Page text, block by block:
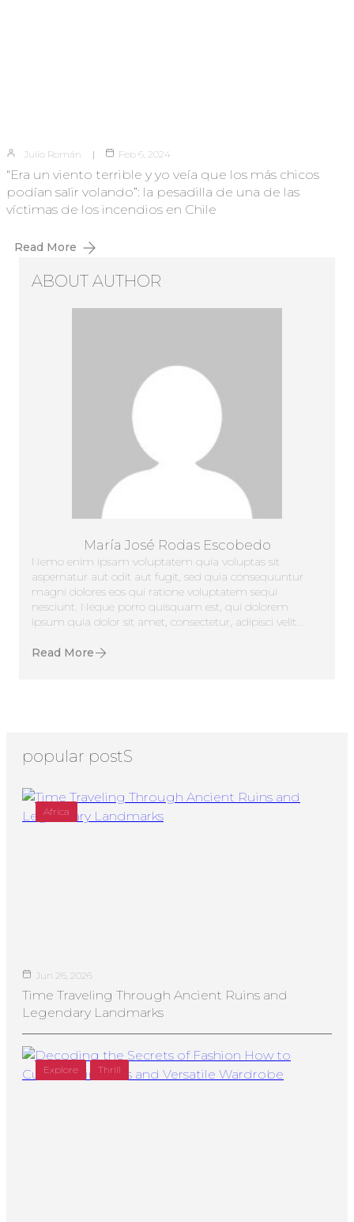
Julio Román Feb 6, 2024
“Era un viento terrible y yo veía que los más chicos
podían salir volando”: la pesadilla de una de las
víctimas de los incendios en Chile
Read More
ABOUT AUTHOR
María José Rodas Escobedo
Nemo enim ipsam voluptatem quia voluptas sit
aspernatur aut odit aut fugit, sed quia consequuntur
magni dolores eos qui ratione voluptatem sequi
nesciunt. Neque porro quisquam est, qui dolorem
ipsum quia dolor sit amet, consectetur, adipisci velit...
Read More
popular postS
Africa
Jun 26, 2026
Time Traveling Through Ancient Ruins and
Legendary Landmarks
Explore Thrill